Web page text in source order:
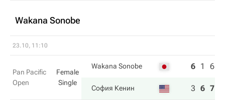
Wakana Sonobe
23.10, 11:10
Pan Pacific
Open
Female
Single
Wakana Sonobe 6 1 6
София Кенин 3 6 7